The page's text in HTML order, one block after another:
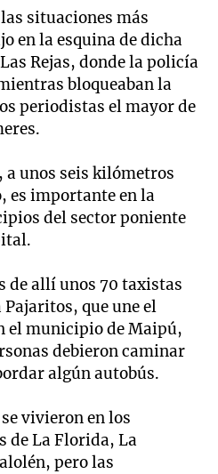
situaciones más
en la esquina de dicha
Rejas, donde la policía
bloqueaban la
periodistas el mayor de
a unos seis kilómetros
es importante en la
del sector poniente
de allí unos 70 taxistas
que une el
el municipio de Maipú,
debieron caminar
algún autobús.
vivieron en los
de La Florida, La
pero las